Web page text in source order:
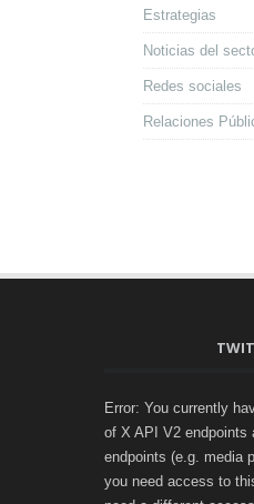
Estrategias
Noticias del
Redes sociales
Relaciones
Error: You currently
of X API V2 endpoints
endpoints (e.g. media
you need access to